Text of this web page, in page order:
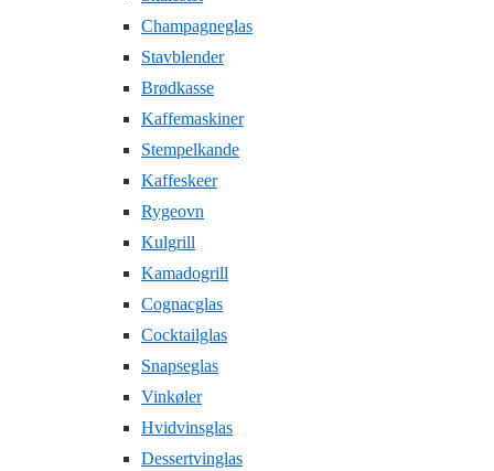
Champagneglas
Stavblender
Brødkasse
Kaffemaskiner
Stempelkande
Kaffeskeer
Rygeovn
Kulgrill
Kamadogrill
Cognacglas
Cocktailglas
Snapseglas
Vinkøler
Hvidvinsglas
Dessertvinglas